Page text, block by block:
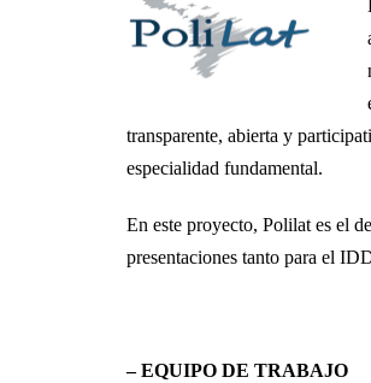
transparente, abierta y
especialidad fundamental.
En este proyecto, Polilat es el
presentaciones tanto para el
– EQUIPO DE TRABAJO